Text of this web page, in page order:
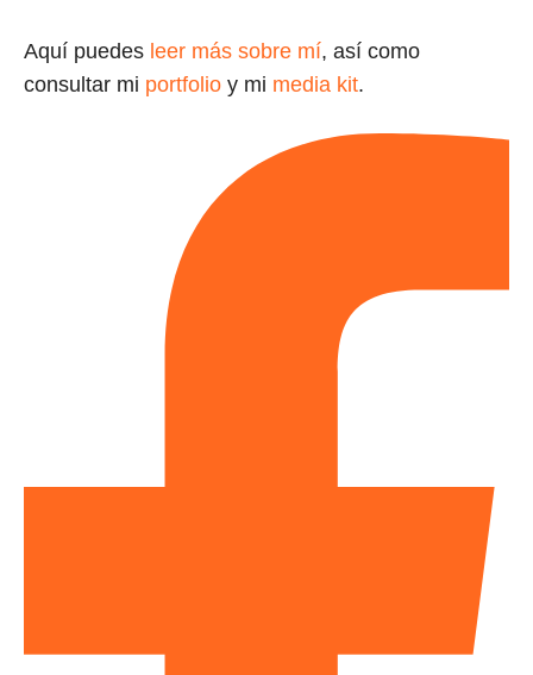
Aquí puedes leer más sobre mí, así como
consultar mi portfolio y mi media kit.